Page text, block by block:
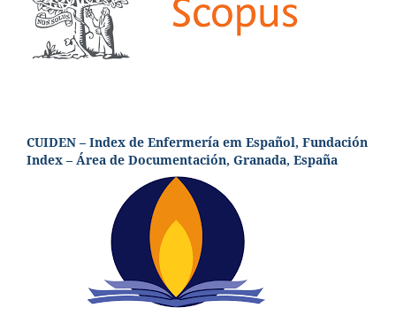
CUIDEN – Index de Enfermería em Español, Fundación
Index – Área de Documentación, Granada, España